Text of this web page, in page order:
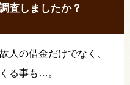
査しましたか？
人の借金だけでなく、
る事も…。